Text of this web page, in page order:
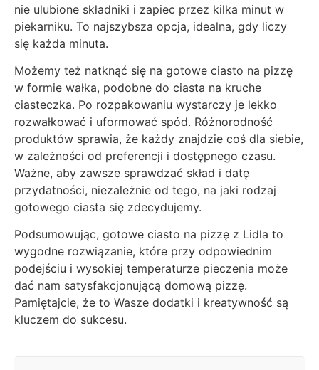
nie ulubione składniki i zapiec przez kilka minut w
piekarniku. To najszybsza opcja, idealna, gdy liczy
się każda minuta.
Możemy też natknąć się na gotowe ciasto na pizzę
w formie wałka, podobne do ciasta na kruche
ciasteczka. Po rozpakowaniu wystarczy je lekko
rozwałkować i uformować spód. Różnorodność
produktów sprawia, że każdy znajdzie coś dla siebie,
w zależności od preferencji i dostępnego czasu.
Ważne, aby zawsze sprawdzać skład i datę
przydatności, niezależnie od tego, na jaki rodzaj
gotowego ciasta się zdecydujemy.
Podsumowując, gotowe ciasto na pizzę z Lidla to
wygodne rozwiązanie, które przy odpowiednim
podejściu i wysokiej temperaturze pieczenia może
dać nam satysfakcjonującą domową pizzę.
Pamiętajcie, że to Wasze dodatki i kreatywność są
kluczem do sukcesu.